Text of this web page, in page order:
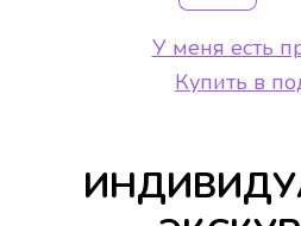
У меня есть
Купить в